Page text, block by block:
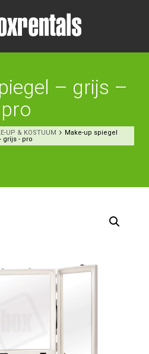
– grijs –
pro
UP & KOSTUUM
Make-up spiegel
- grijs - pro